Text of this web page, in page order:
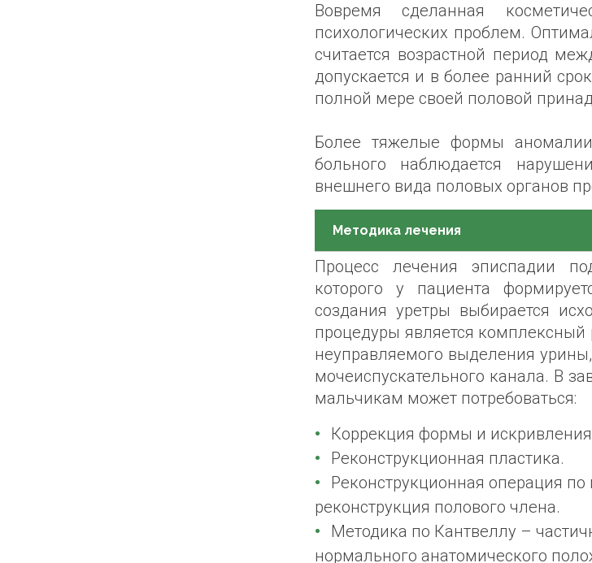
Вовремя сделанная
психологических проблем.
считается возрастной период
допускается и в более ранний
полной мере своей половой
Более тяжелые формы аномалии
больного наблюдается
внешнего вида половых органов
Методика лечения
Процесс лечения эписпадии
которого у пациента
создания уретры выбирается
процедуры является комплексный
неуправляемого выделения
мочеиспускательного канала. В
мальчикам может потребоваться:
Коррекция формы и
Реконструкционная пластика.
Реконструкционная операция
реконструкция полового члена.
Методика по Кантвеллу –
нормального анатомического